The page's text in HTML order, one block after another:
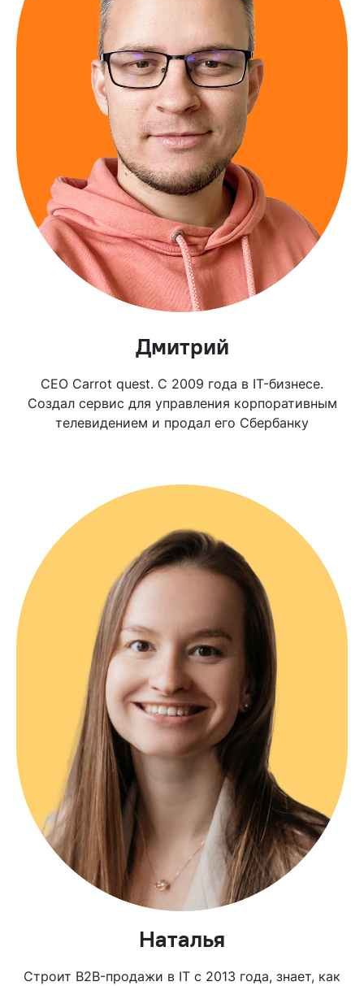
Дмитрий
CEO Carrot quest. С 2009 года в IT-бизнесе.
Создал сервис для управления корпоративным
телевидением и продал его Сбербанку
Наталья
Строит B2B-продажи в IT с 2013 года, знает, как